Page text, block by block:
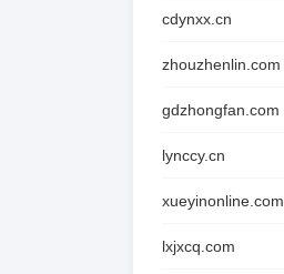
cdynxx.cn
zhouzhenlin.com
gdzhongfan.com
lynccy.cn
xueyinonline.com
lxjxcq.com